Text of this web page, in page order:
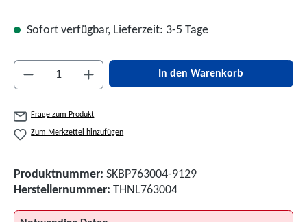
Sofort verfügbar, Lieferzeit: 3-5 Tage
Produkt Anzahl: Gib den gewünschten Wert
In den Warenkorb
Frage zum Produkt
Zum Merkzettel hinzufügen
Produktnummer: SKBP763004-9129
Herstellernummer: THNL763004